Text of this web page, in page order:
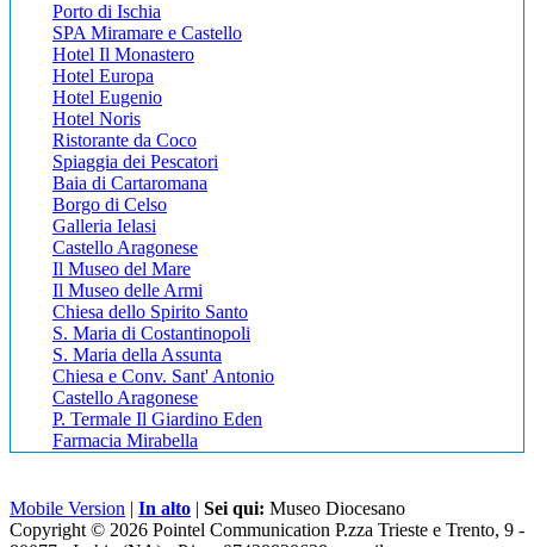
Porto di Ischia
SPA Miramare e Castello
Hotel Il Monastero
Hotel Europa
Hotel Eugenio
Hotel Noris
Ristorante da Coco
Spiaggia dei Pescatori
Baia di Cartaromana
Borgo di Celso
Galleria Ielasi
Castello Aragonese
Il Museo del Mare
Il Museo delle Armi
Chiesa dello Spirito Santo
S. Maria di Costantinopoli
S. Maria della Assunta
Chiesa e Conv. Sant' Antonio
Castello Aragonese
P. Termale Il Giardino Eden
Farmacia Mirabella
Mobile Version | In alto | Sei qui: Museo Diocesano
Copyright © 2026 Pointel Communication P.zza Trieste e Trento, 9 -